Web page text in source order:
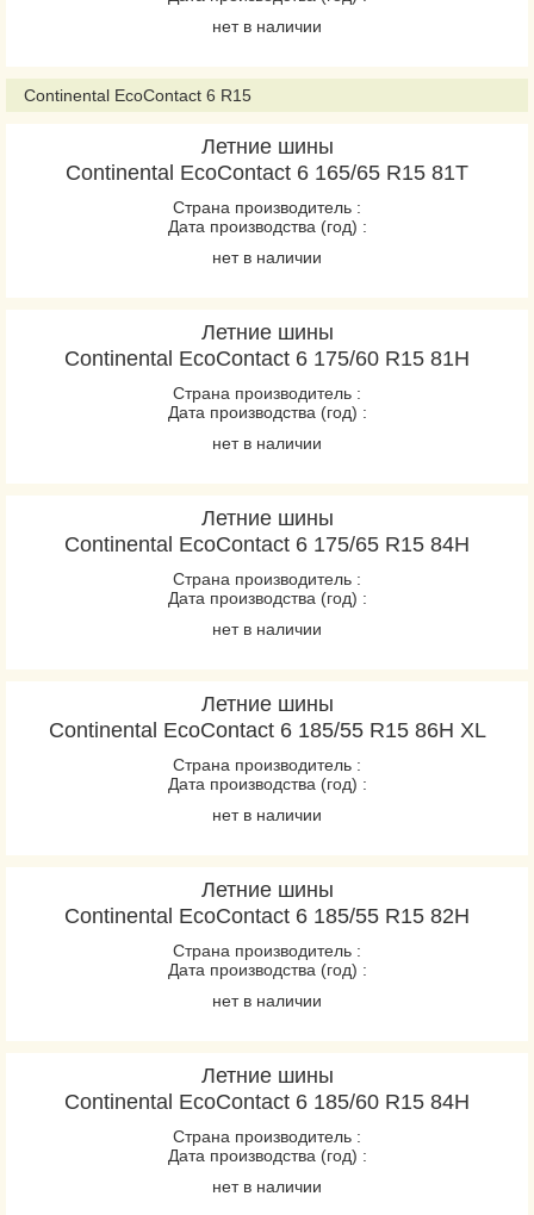
VanContact Ultra
ContiCrossContact LX
ContiCrossContact LX
Sport
нет в наличии
Continental EcoContact 6 R15
Летние шины
Continental EcoContact 6 165/65 R15 81T
Страна производитель :
Дата производства (год) :
нет в наличии
Летние шины
Continental EcoContact 6 175/60 R15 81H
Страна производитель :
Дата производства (год) :
нет в наличии
Летние шины
Continental EcoContact 6 175/65 R15 84H
Страна производитель :
Дата производства (год) :
нет в наличии
Летние шины
Continental EcoContact 6 185/55 R15 86H XL
Страна производитель :
Дата производства (год) :
нет в наличии
Летние шины
Continental EcoContact 6 185/55 R15 82H
Страна производитель :
Дата производства (год) :
нет в наличии
Летние шины
Continental EcoContact 6 185/60 R15 84H
Страна производитель :
Дата производства (год) :
нет в наличии